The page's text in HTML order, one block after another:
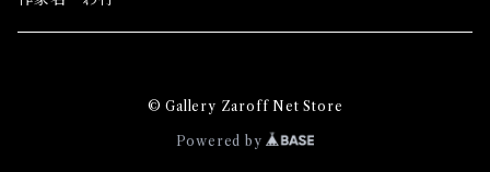
© Gallery Zaroff Net Store
Powered by